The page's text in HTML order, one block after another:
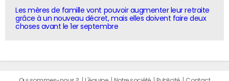
Les mères de famille vont pouvoir augmenter leur retraite
grâce à un nouveau décret, mais elles doivent faire deux
choses avant le 1er septembre